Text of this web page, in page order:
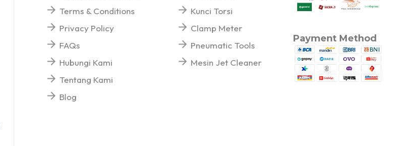
Terms & Conditions
Privacy Policy
FAQs
Hubungi Kami
Tentang Kami
Blog
Kunci Torsi
Clamp Meter
Pneumatic Tools
Mesin Jet Cleaner
Payment Method